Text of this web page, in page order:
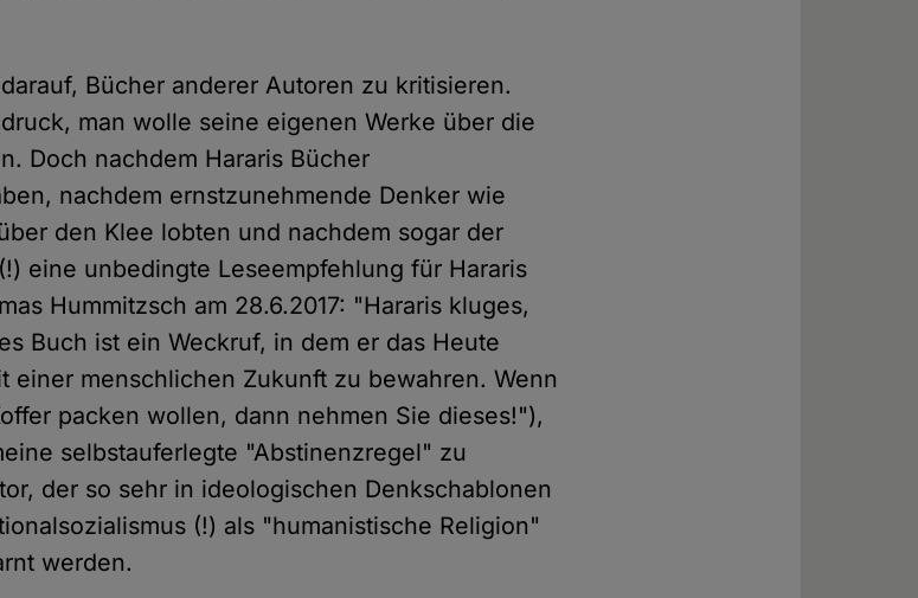
Bücher anderer Autoren zu kritisieren.
man wolle seine eigenen Werke über die
Doch nachdem Hararis Bücher
nachdem ernstzunehmende Denker wie
den Klee lobten und nachdem sogar der
eine unbedingte Leseempfehlung für Hararis
Hummitzsch am 28.6.2017: "Hararis kluges,
Buch ist ein Weckruf, in dem er das Heute
einer menschlichen Zukunft zu bewahren. Wenn
packen wollen, dann nehmen Sie dieses!"),
selbstauferlegte "Abstinenzregel" zu
der so sehr in ideologischen Denkschablonen
(!) als "humanistische Religion"
werden.